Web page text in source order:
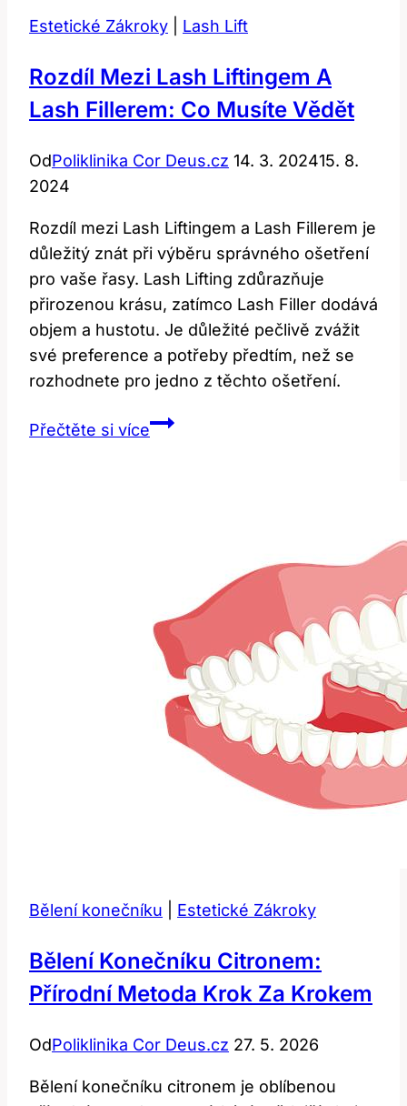
Estetické Zákroky Lash Lift
Rozdíl Mezi Lash Liftingem A
Lash Fillerem: Co Musíte Vědět
OdPoliklinika Cor Deus.cz 14. 3. 202415. 8.
2024
Rozdíl mezi Lash Liftingem a Lash Fillerem je
důležitý znát při výběru správného ošetření
pro vaše řasy. Lash Lifting zdůrazňuje
přirozenou krásu, zatímco Lash Filler dodává
objem a hustotu. Je důležité pečlivě zvážit
své preference a potřeby předtím, než se
rozhodnete pro jedno z těchto ošetření.
Přečtěte si víceRozdíl
Musíte
Vědět
Bělení konečníku Estetické Zákroky
Bělení Konečníku Citronem:
Přírodní Metoda Krok Za Krokem
OdPoliklinika Cor Deus.cz 27. 5. 2026
Bělení konečníku citronem je oblíbenou